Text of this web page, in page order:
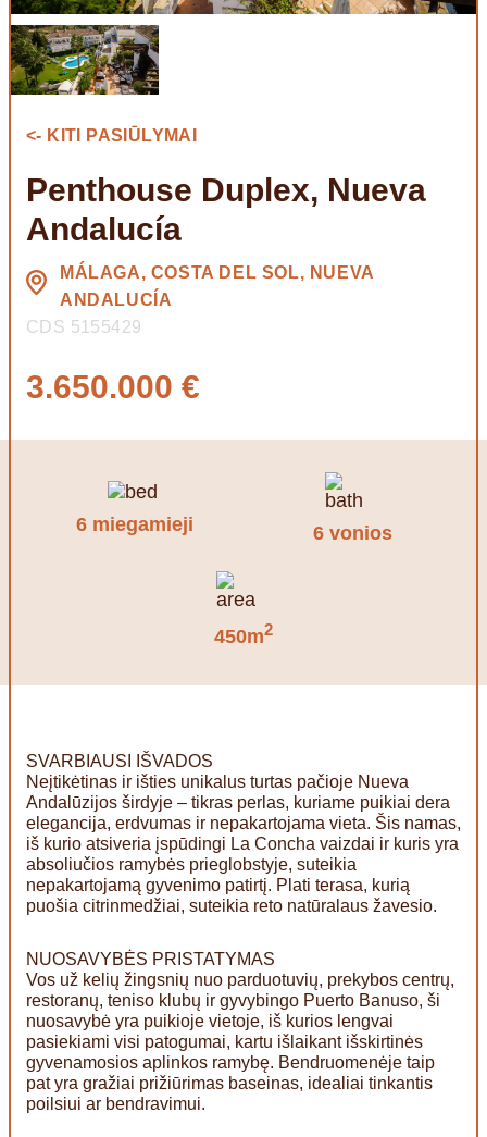
<- KITI PASIŪLYMAI
Penthouse Duplex, Nueva
Andalucía
MÁLAGA, COSTA DEL SOL, NUEVA
ANDALUCÍA
CDS 5155429
3.650.000 €
6 miegamieji 6 vonios
450m2
SVARBIAUSI IŠVADOS
Neįtikėtinas ir išties unikalus turtas pačioje Nueva
Andalūzijos širdyje – tikras perlas, kuriame puikiai dera
elegancija, erdvumas ir nepakartojama vieta. Šis namas,
iš kurio atsiveria įspūdingi La Concha vaizdai ir kuris yra
absoliučios ramybės prieglobstyje, suteikia
nepakartojamą gyvenimo patirtį. Plati terasa, kurią
puošia citrinmedžiai, suteikia reto natūralaus žavesio.
NUOSAVYBĖS PRISTATYMAS
Vos už kelių žingsnių nuo parduotuvių, prekybos centrų,
restoranų, teniso klubų ir gyvybingo Puerto Banuso, ši
nuosavybė yra puikioje vietoje, iš kurios lengvai
pasiekiami visi patogumai, kartu išlaikant išskirtinės
gyvenamosios aplinkos ramybę. Bendruomenėje taip
pat yra gražiai prižiūrimas baseinas, idealiai tinkantis
poilsiui ar bendravimui.